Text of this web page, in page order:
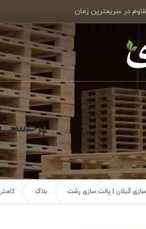
در سریعترین زمان
گیلان | پالت سازی رشت بلاگ